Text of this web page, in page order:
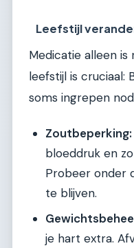
Leefstijl
Medicatie alleen is
leefstijl is cruciaal:
soms ingrepen
Zoutbeperking:
bloeddruk en
Probeer onder
te blijven.
je hart extra.